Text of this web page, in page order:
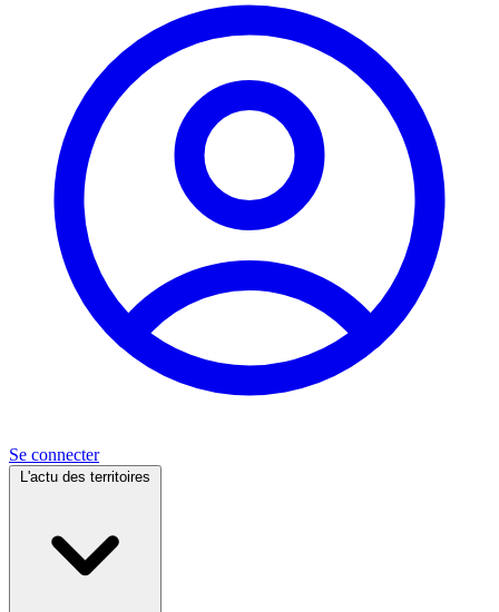
Se connecter
L'actu des territoires